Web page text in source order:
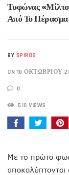
Τυφώνας
Από Το Πέρασμα
BY SPIROS
ON 10 ΟΚΤΩΒΡΊΟΥ
0
510 VIEWS
Με το πρώτο